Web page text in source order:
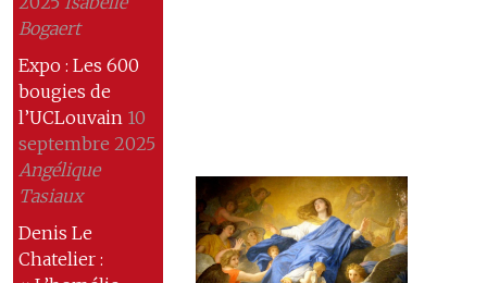
Bogaert
Expo : Les 600
bougies de
l’UCLouvain 10
septembre 2025
Angélique
Tasiaux
Denis Le
Chatelier :